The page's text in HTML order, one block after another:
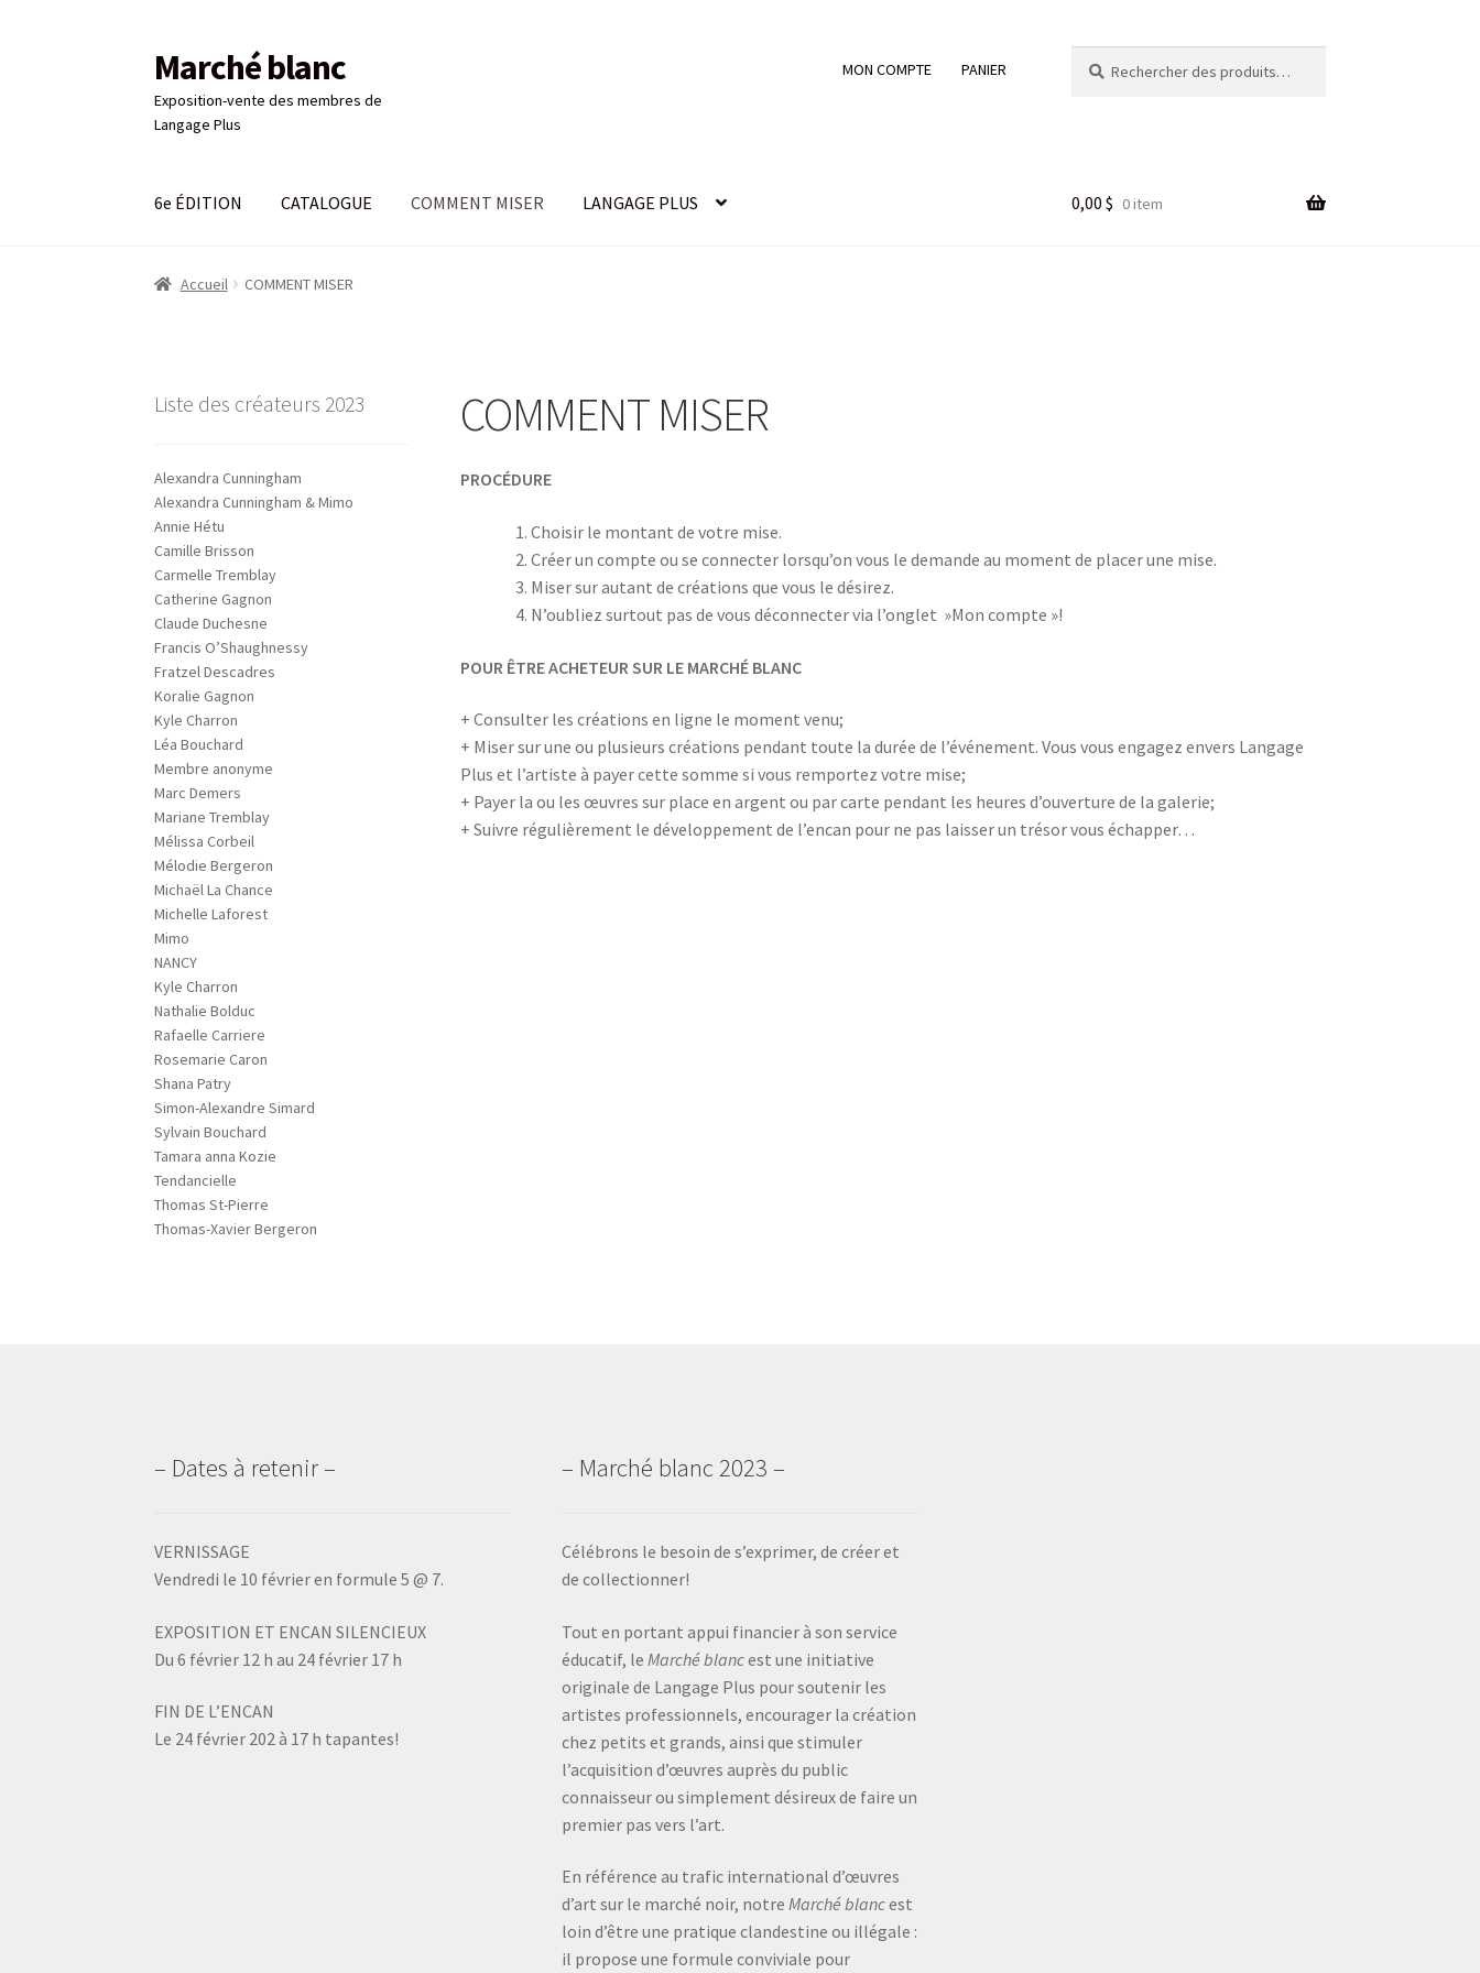
Aller
à
la
navigation
Aller
au
contenu
Marché blanc
Exposition-vente des membres de
Langage Plus
MON COMPTE PANIER
6e ÉDITION CATALOGUE COMMENT MISER LANGAGE PLUS
Accueil #661 (pas de titre)6e ÉDITION
0,00 $ 0 item
Accueil COMMENT MISER
COMMENT MISER
PROCÉDURE
Choisir le montant de votre mise.
Créer un compte ou se connecter lorsqu’on vous le demande au moment de placer une mise.
Miser sur autant de créations que vous le désirez.
N’oubliez surtout pas de vous déconnecter via l’onglet »Mon compte »!
POUR ÊTRE ACHETEUR SUR LE MARCHÉ BLANC
+ Consulter les créations en ligne le moment venu;
+ Miser sur une ou plusieurs créations pendant toute la durée de l’événement. Vous vous engagez envers Langage
Plus et l’artiste à payer cette somme si vous remportez votre mise;
+ Payer la ou les œuvres sur place en argent ou par carte pendant les heures d’ouverture de la galerie;
+ Suivre régulièrement le développement de l’encan pour ne pas laisser un trésor vous échapper…
Liste des créateurs 2023
Alexandra Cunningham
Alexandra Cunningham & Mimo
Annie Hétu
Camille Brisson
Carmelle Tremblay
Catherine Gagnon
Claude Duchesne
Francis O’Shaughnessy
Fratzel Descadres
Koralie Gagnon
Kyle Charron
Léa Bouchard
Membre anonyme
Marc Demers
Mariane Tremblay
Mélissa Corbeil
Mélodie Bergeron
Michaël La Chance
Michelle Laforest
Mimo
NANCY
Kyle Charron
Nathalie Bolduc
Rafaelle Carriere
Rosemarie Caron
Shana Patry
Simon-Alexandre Simard
Sylvain Bouchard
Tamara anna Kozie
Tendancielle
Thomas St-Pierre
Thomas-Xavier Bergeron
– Dates à retenir –
VERNISSAGE
Vendredi le 10 février en formule 5 @ 7.
EXPOSITION ET ENCAN SILENCIEUX
Du 6 février 12 h au 24 février 17 h
FIN DE L’ENCAN
Le 24 février 202 à 17 h tapantes!
– Marché blanc 2023 –
Célébrons le besoin de s’exprimer, de créer et
de collectionner!
Tout en portant appui financier à son service
éducatif, le Marché blancest une initiative
originale de Langage Plus pour soutenir les
artistes professionnels, encourager la création
chez petits et grands, ainsi que stimuler
l’acquisition d’œuvres auprès du public
connaisseur ou simplement désireux de faire un
premier pas vers l’art.
En référence au trafic international d’œuvres
d’art sur le marché noir, notreMarché blancest
loin d’être une pratique clandestine ou illégale :
il propose une formule conviviale pour